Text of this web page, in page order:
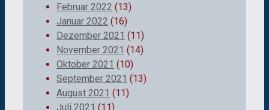
Februar 2022 (13)
Januar 2022 (16)
Dezember 2021 (11)
November 2021 (14)
Oktober 2021 (10)
September 2021 (13)
August 2021 (11)
Juli 2021 (11)